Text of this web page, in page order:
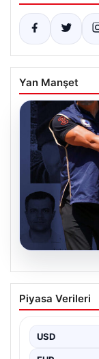
Yan Manşet
08.08.2026
Suikast
Yönelik
yönelik
soruşturma
Piyasa Verileri
USD